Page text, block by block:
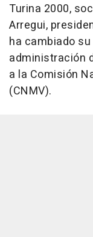
Turina 2000,
Arregui,
ha cambiado
administración
a la Comisión
(CNMV).